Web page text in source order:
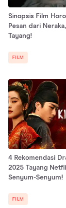
Sinopsis Film
Pesan dari
Tayang!
FILM
4 Rekomendasi
2025 Tayang
Senyum-Senyum!
FILM